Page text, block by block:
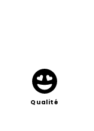
Qualité